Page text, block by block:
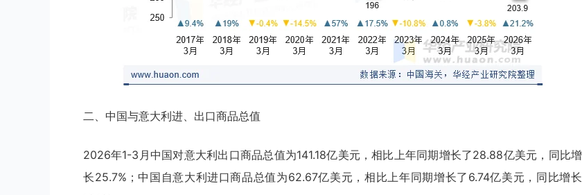
二、中国与意大利进、出口商品总值
2026年1-3月中国对意大利出口商品总值为141.18亿美元，相比上年同期增长了28.88亿美元，同比增
长25.7%；中国自意大利进口商品总值为62.67亿美元，相比上年同期增长了6.74亿美元，同比增长